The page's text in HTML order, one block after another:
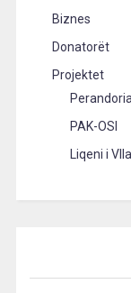
Biznes
Donatorët
Projektet
PAK-OSI
Liqeni i